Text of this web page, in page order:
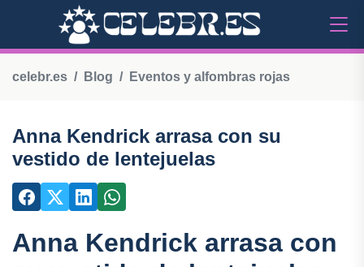
celebr.es Blog Eventos y alfombras rojas
Anna Kendrick arrasa con su
vestido de lentejuelas
Anna Kendrick arrasa con